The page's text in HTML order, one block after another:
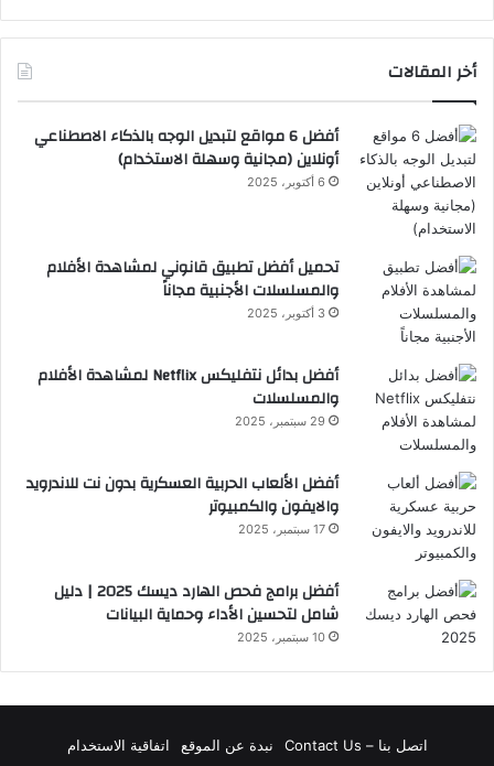
أخر المقالات
أفضل 6 مواقع لتبديل الوجه بالذكاء الاصطناعي
أونلاين (مجانية وسهلة الاستخدام)
6 أكتوبر، 2025
تحميل أفضل تطبيق قانوني لمشاهدة الأفلام
والمسلسلات الأجنبية مجاناً
3 أكتوبر، 2025
أفضل بدائل نتفليكس Netflix لمشاهدة الأفلام
والمسلسلات
29 سبتمبر، 2025
أفضل الألعاب الحربية العسكرية بدون نت للاندرويد
والايفون والكمبيوتر
17 سبتمبر، 2025
أفضل برامج فحص الهارد ديسك 2025 | دليل
شامل لتحسين الأداء وحماية البيانات
10 سبتمبر، 2025
اتصل بنا – Contact Us نبدة عن الموقع اتفاقية الاستخدام